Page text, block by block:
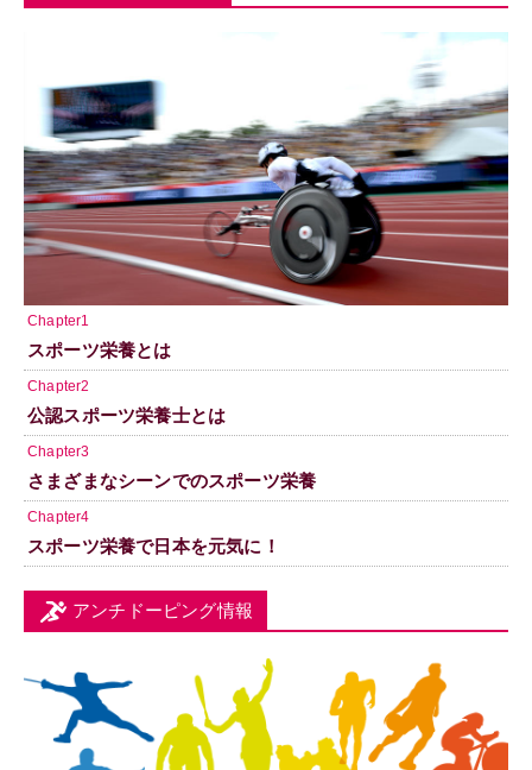
Chapter1
スポーツ栄養とは
Chapter2
公認スポーツ栄養士とは
Chapter3
さまざまなシーンでのスポーツ栄養
Chapter4
スポーツ栄養で日本を元気に！
アンチドーピング情報